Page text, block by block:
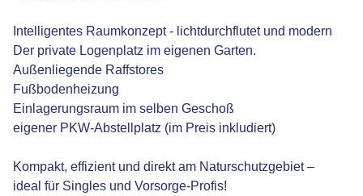
Intelligentes Raumkonzept - lichtdurchflutet und modern
Der private Logenplatz im eigenen Garten.
Außenliegende Raffstores
Fußbodenheizung
Einlagerungsraum im selben Geschoß
eigener PKW-Abstellplatz (im Preis inkludiert)
Kompakt, effizient und direkt am Naturschutzgebiet –
ideal für Singles und Vorsorge-Profis!